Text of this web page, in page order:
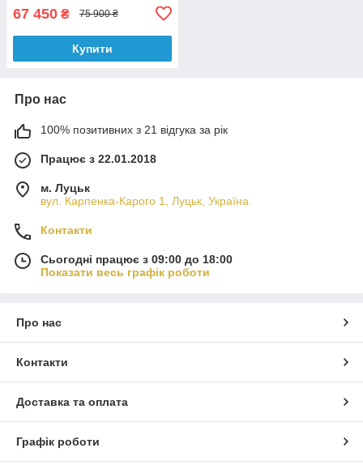
67 450 ₴ 75 900 ₴
Купити
Про нас
100% позитивних з 21 відгука за рік
Працює з 22.01.2018
м. Луцьк
вул. Карпенка-Карого 1, Луцьк, Україна
Контакти
Сьогодні працює з 09:00 до 18:00
Показати весь графік роботи
Про нас
Контакти
Доставка та оплата
Графік роботи